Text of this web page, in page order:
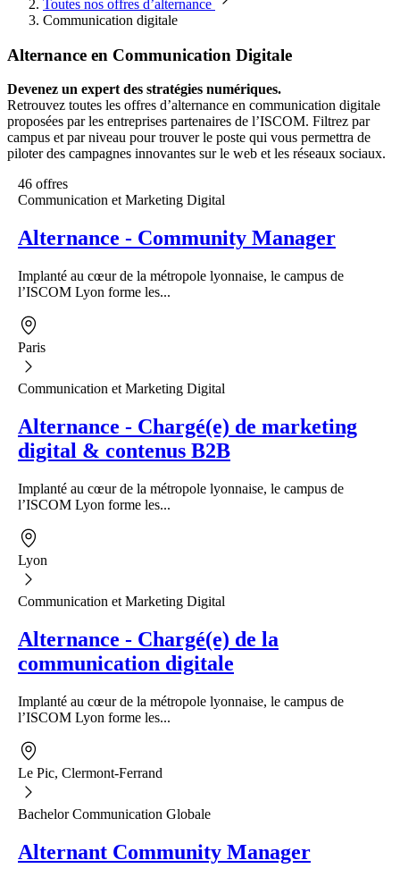
Toutes nos offres d’alternance
Communication digitale
Alternance en Communication Digitale
Devenez un expert des stratégies numériques.
Retrouvez toutes les offres d’alternance en communication digitale
proposées par les entreprises partenaires de l’ISCOM. Filtrez par
campus et par niveau pour trouver le poste qui vous permettra de
piloter des campagnes innovantes sur le web et les réseaux sociaux.
46 offres
Communication et Marketing Digital
Alternance - Community Manager
Implanté au cœur de la métropole lyonnaise, le campus de
l’ISCOM Lyon forme les...
Paris
Communication et Marketing Digital
Alternance - Chargé(e) de marketing
digital & contenus B2B
Implanté au cœur de la métropole lyonnaise, le campus de
l’ISCOM Lyon forme les...
Lyon
Communication et Marketing Digital
Alternance - Chargé(e) de la
communication digitale
Implanté au cœur de la métropole lyonnaise, le campus de
l’ISCOM Lyon forme les...
Le Pic, Clermont-Ferrand
Bachelor Communication Globale
Alternant Community Manager